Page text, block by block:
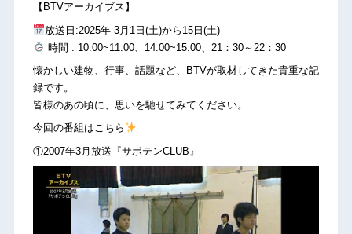
【BTVアーカイブス】
放送日:2025年 3月1日(土)から15日(土)
時間 : 10:00~11:00、14:00~15:00、21：30～22：30
懐かしい建物、行事、話題など、BTVが取材してきた貴重な記
録です。
皆様のあの頃に、思いを馳せてみてください。
今回の番組はこちら
①2007年3月放送『サボテンCLUB』